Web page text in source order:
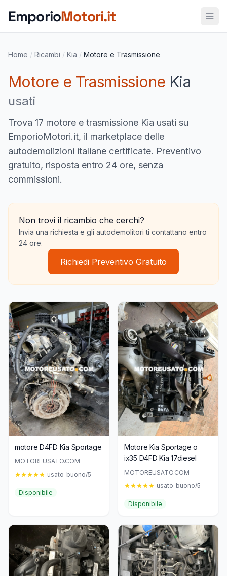
EmporioMotori.it
Home / Ricambi / Kia / Motore e Trasmissione
Motore e Trasmissione Kia
usati
Trova 17 motore e trasmissione Kia usati su
EmporioMotori.it, il marketplace delle
autodemolizioni italiane certificate. Preventivo
gratuito, risposta entro 24 ore, senza
commissioni.
Non trovi il ricambio che cerchi?
Invia una richiesta e gli autodemolitori ti contattano entro
24 ore.
Richiedi Preventivo Gratuito
motore D4FD Kia Sportage
MOTOREUSATO.COM
usato_buono/5
Disponibile
Motore Kia Sportage o
ix35 D4FD Kia 17diesel
MOTOREUSATO.COM
usato_buono/5
Disponibile